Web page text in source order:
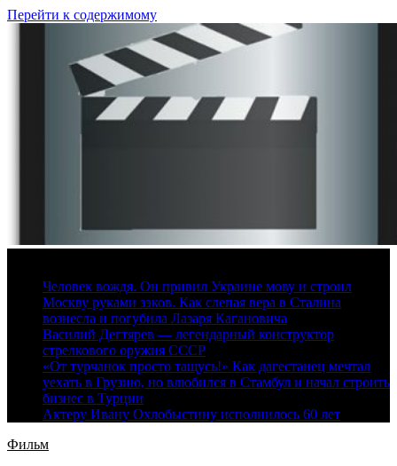
Перейти к содержимому
Человек вождя. Он привил Украине мову и строил
Москву руками зэков. Как слепая вера в Сталина
вознесла и погубила Лазаря Кагановича
Василий Дегтярев — легендарный конструктор
стрелкового оружия СССР
«От турчанок просто тащусь!» Как дагестанец мечтал
уехать в Грузию, но влюбился в Стамбул и начал строить
бизнес в Турции
Актеру Ивану Охлобыстину исполнилось 60 лет
Фильм